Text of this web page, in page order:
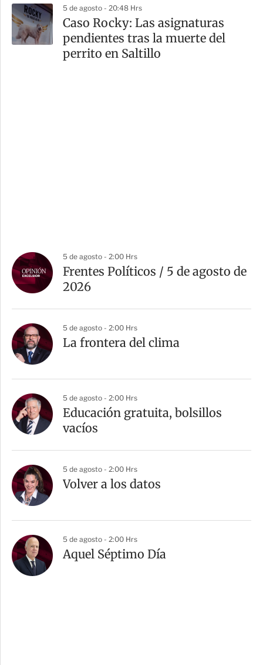
5 de agosto - 20:48 Hrs
Caso Rocky: Las asignaturas
pendientes tras la muerte del
perrito en Saltillo
5 de agosto - 2:00 Hrs
Frentes Políticos / 5 de agosto de
2026
5 de agosto - 2:00 Hrs
La frontera del clima
5 de agosto - 2:00 Hrs
Educación gratuita, bolsillos
vacíos
5 de agosto - 2:00 Hrs
Volver a los datos
5 de agosto - 2:00 Hrs
Aquel Séptimo Día